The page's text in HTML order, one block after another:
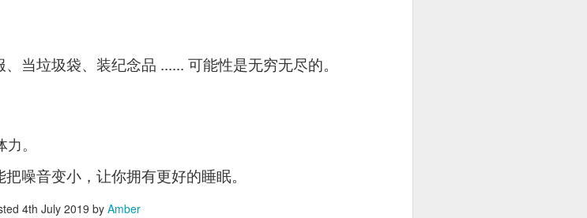
当垃圾袋、装纪念品 ...... 可能性是无穷无尽的。
。
噪音变小，让你拥有更好的睡眠。
4th July 2019 by Amber